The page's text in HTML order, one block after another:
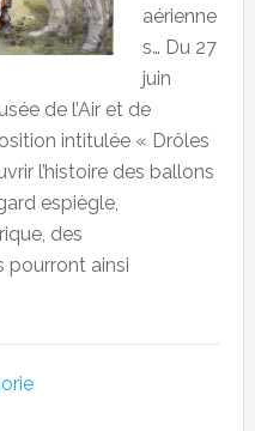
aérienne
s… Du 27
juin
de l’Air et de
intitulée « Drôles
l’histoire des ballons
espiègle,
des
pourront ainsi